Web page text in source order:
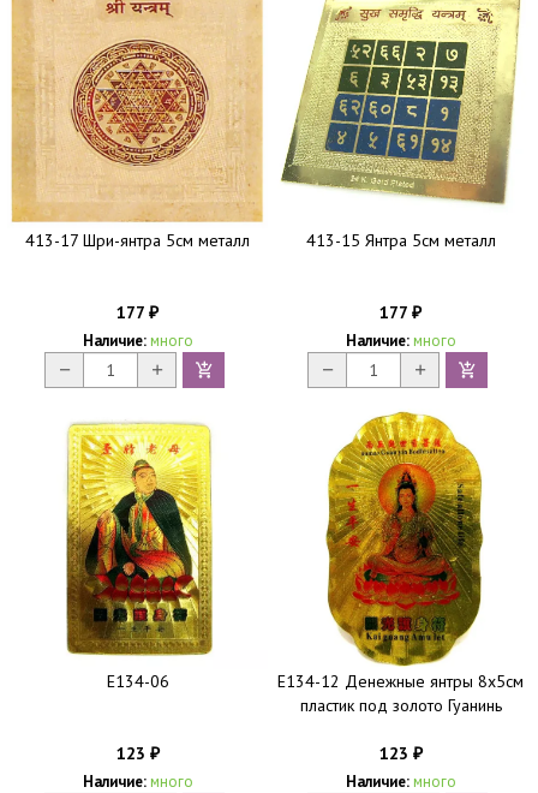
413-17 Шри-янтра 5см металл
177 ₽
Наличие: много
413-15 Янтра 5см металл
177 ₽
Наличие: много
E134-06
123 ₽
Наличие: много
E134-12 Денежные янтры 8х5см
пластик под золото Гуанинь
123 ₽
Наличие: много